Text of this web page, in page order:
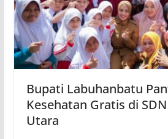
Bupati Labuhanbatu
Kesehatan Gratis di
Utara